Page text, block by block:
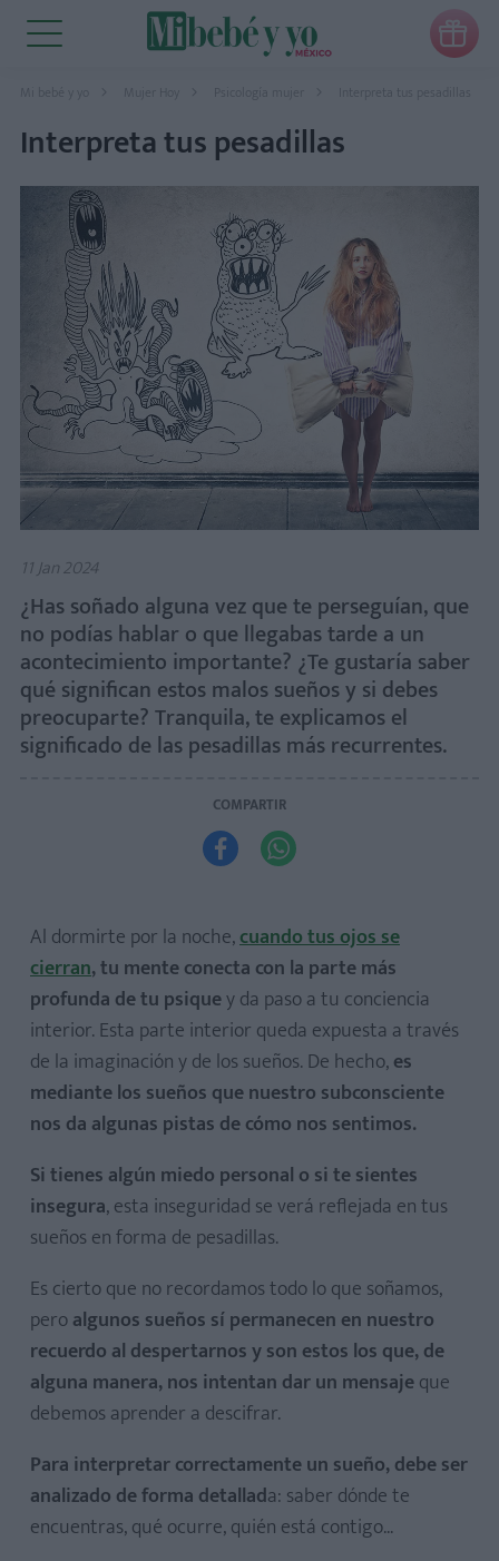

Mi bebé y yo Mujer Hoy Psicología mujer Interpreta tus pesadillas
Interpreta tus pesadillas
11 Jan 2024
¿Has soñado alguna vez que te perseguían, que
no podías hablar o que llegabas tarde a un
acontecimiento importante? ¿Te gustaría saber
qué significan estos malos sueños y si debes
preocuparte? Tranquila, te explicamos el
significado de las pesadillas más recurrentes.
COMPARTIR
 
Al dormirte por la noche,cuando tus ojos se
cierran, tu mente conecta con la parte más
profunda de tu psiquey da paso a tu conciencia
interior. Esta parte interior queda expuesta a través
de la imaginación y de los sueños. De hecho,es
mediante los sueños que nuestro subconsciente
nos da algunas pistas de cómo nos sentimos.
Si tienes algún miedo personal o si te sientes
insegura, esta inseguridad se verá reflejada en tus
sueños en forma de pesadillas.
Es cierto que no recordamos todo lo que soñamos,
peroalgunos sueños sí permanecen en nuestro
recuerdo al despertarnos y son estos los que, de
alguna manera, nos intentan dar un mensajeque
debemos aprender a descifrar.
Para interpretar correctamente un sueño, debe ser
analizado de forma detallada: saber dónde te
encuentras, qué ocurre, quién está contigo...